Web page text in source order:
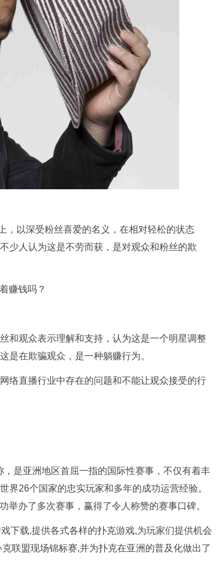
，以深受粉丝喜爱的名义，在相对轻松的状态
少人认为这是不劳而获，是对观众和粉丝的欺
和观众表示理解和支持，认为这是一个明星调整
是在欺骗观众，是一种躺赚行为。
络直播行业中存在的问题和不能让观众接受的行
是亚洲地区首屈一指的国际性赛事，不仅有着丰
界26个国家的忠实玩家和多年的成功运营经验。
办了多次赛事，赢得了令人称赞的赛事口碑。
下载,提供各式各样的扑克游戏,为玩家们提供机会
联盟现场锦标赛,并为扑克在亚洲的普及化做出了